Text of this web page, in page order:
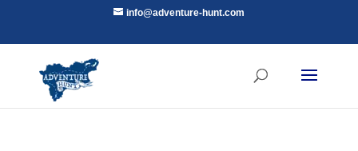
info@adventure-hunt.com